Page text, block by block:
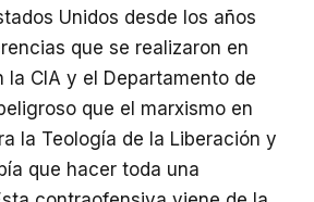
Unidos desde los años
que se realizaron en
la CIA y el Departamento de
que el marxismo en
la Teología de la Liberación y
que hacer toda una